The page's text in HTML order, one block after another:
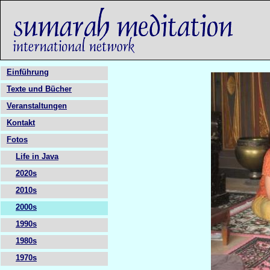
Einführung
Texte und Bücher
Veranstaltungen
Kontakt
Fotos
Life in Java
2020s
2010s
2000s
1990s
1980s
1970s